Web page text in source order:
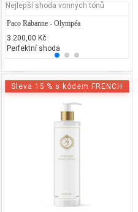
Jean Paul Gaultier - Classique
2.300,00 Kč
50% běžných vonných tónů
Nejlepší shoda vonných tónů
Paco Rabanne - Olympéa
3.200,00 Kč
Perfektní shoda
Sleva 15 % s kódem FRENCH